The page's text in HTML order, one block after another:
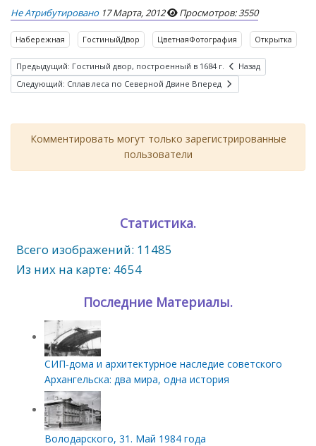
Не Атрибутировано 17 Марта, 2012 Просмотров: 3550
Набережная ГостиныйДвор ЦветнаяФотография Открытка
Предыдущий: Гостиный двор, построенный в 1684 г.
Назад
Следующий: Сплав леса по Северной Двине Вперед
Комментировать могут только зарегистрированные
пользователи
Статистика.
Всего изображений: 11485
Из них на карте: 4654
Последние Материалы.
СИП‑дома и архитектурное наследие советского
Архангельска: два мира, одна история
Володарского, 31. Май 1984 года